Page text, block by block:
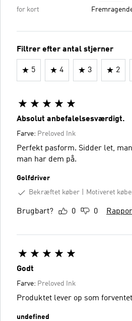
for kort
Filtrer efter antal stjerner
5 4 3 2
Absolut anbefalelsesværdigt.
Farve: Preloved Ink
Perfekt pasform. Sidder let,
man har dem på.
Golfdriver
Bekræftet køber
Motiveret
Brugbart? 0 0
Godt
Farve: Preloved Ink
undefined